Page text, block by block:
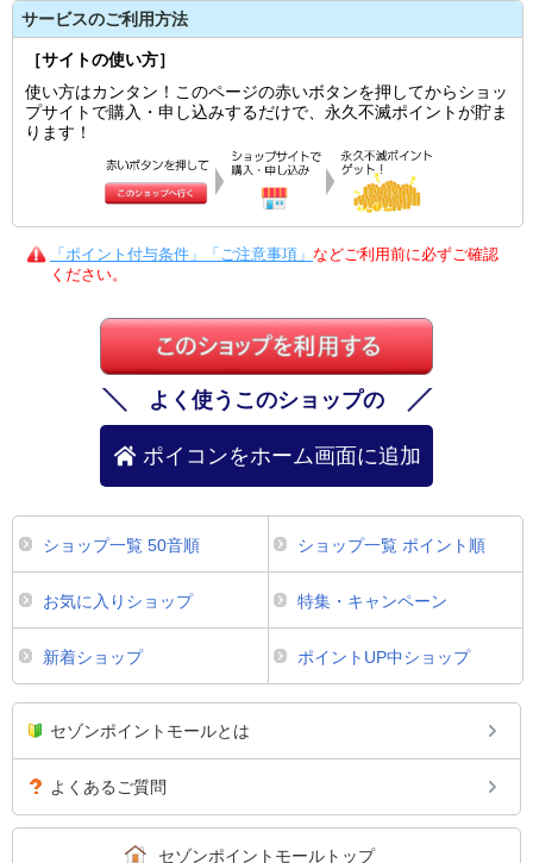
サービスのご利用方法
［サイトの使い方］
使い方はカンタン！このページの赤いボタンを押してからショッ
プサイトで購入・申し込みするだけで、永久不滅ポイントが貯ま
ります！
「ポイント付与条件」「ご注意事項」 などご利用前に必ずご確認
ください。
よく使うこのショップの
ポイコンをホーム画面に追加
ショップ一覧 50音順 ショップ一覧 ポイント順
お気に入りショップ 特集・キャンペーン
新着ショップ ポイントUP中ショップ
セゾンポイントモールとは
よくあるご質問
セゾンポイントモールトップ